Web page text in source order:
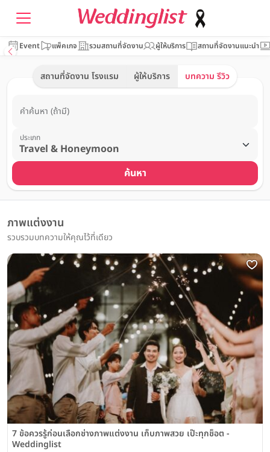
Event แพ็คเกจ รวมสถานที่จัดงาน ผู้ให้บริการ สถานที่จัดงานแนะนำ
สถานที่จัดงาน โรงแรม ผู้ให้บริการ บทความ รีวิว
คำค้นหา (ถ้ามี)
ประเภท
ค้นหา
ภาพแต่งงาน
รวบรวมบทความให้คุณไว้ที่เดียว
7 ข้อควรรู้ก่อนเลือกช่างภาพแต่งงาน เก็บภาพสวย เป๊ะทุกช็อต -
Weddinglist